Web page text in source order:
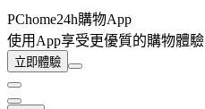
PChome24h購物App
使用App享受更優質的購物體驗
立即體驗